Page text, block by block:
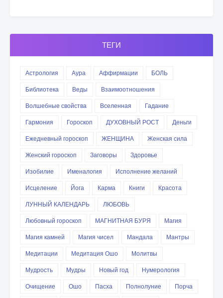
ТЕГИ
Астрология Аура Аффирмации
БОЛЬ
Библиотека
Веды
Взаимоотношения
Волшебные свойства
Вселенная
Гадание
Гармония
Гороскоп ДУХОВНЫЙ РОСТ
Деньги
Ежедневный гороскоп
ЖЕНЩИНА
Женская сила
Женский гороскоп
Заговоры
Здоровье
Изобилие
Именалогия
Исполнение желаний
Исцеление
Йога Карма Книги
Красота
ЛУННЫЙ КАЛЕНДАРЬ
ЛЮБОВЬ
Любовный гороскоп
МАГНИТНАЯ БУРЯ
Магия
Магия камней
Магия чисел Мандала
Мантры
Медитации
Медитация Ошо
Молитвы
Мудрость
Мудры Новый год
Нумерология
Очищение
Ошо Пасха Полнолуние
Порча